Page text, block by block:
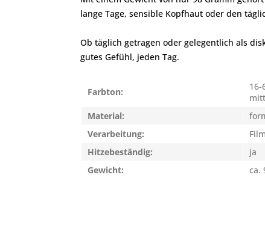
lange Tage, sensible Kopfhaut oder den
Ob täglich getragen oder gelegentlich als
gutes Gefühl, jeden Tag.
Farbton:
16-
Material:
Verarbeitung:
Hitzebeständig:
ja
Gewicht:
ca.